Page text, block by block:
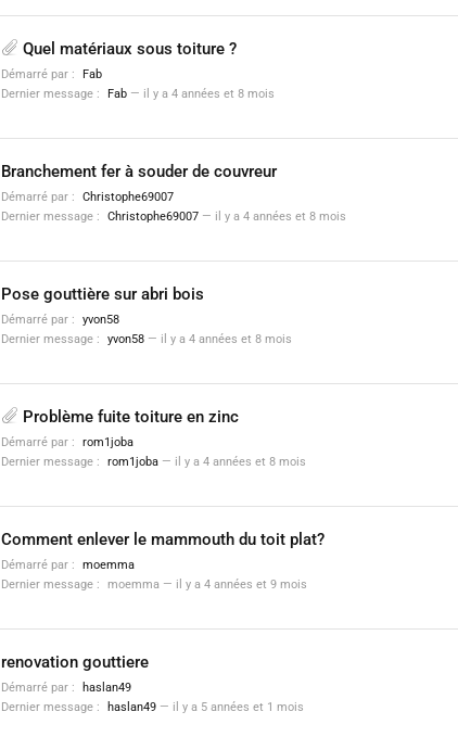
Quel matériaux sous toiture ?
Démarré par :
Fab
Dernier message :
Fab — il y a 4 années et 8 mois
Branchement fer à souder de couvreur
Démarré par :
Christophe69007
Dernier message :
Christophe69007 — il y a 4 années et 8 mois
Pose gouttière sur abri bois
Démarré par :
yvon58
Dernier message :
yvon58 — il y a 4 années et 8 mois
Problème fuite toiture en zinc
Démarré par :
rom1joba
Dernier message :
rom1joba — il y a 4 années et 8 mois
Comment enlever le mammouth du toit plat?
Démarré par :
moemma
Dernier message :
moemma — il y a 4 années et 9 mois
renovation gouttiere
Démarré par :
haslan49
Dernier message :
haslan49 — il y a 5 années et 1 mois